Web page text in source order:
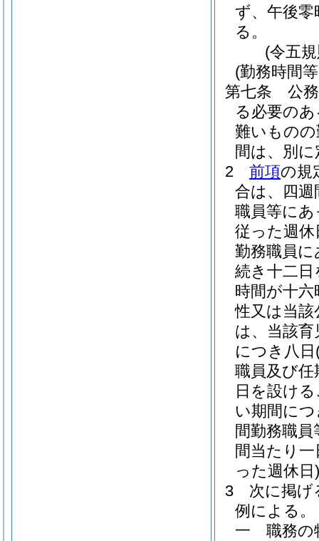
ず、午後
る。
(令五
(勤務時間
第七条
公
る必要の
難いもの
間は、別
2
前項の規
合は、四
職員等に
従った週休
勤務職員
続き十二
時間が十
性又は当該
は、当該育
につき八日
職員及び任
日を設け
い期間に
間勤務職
間当たり
った週休日)
3
次に掲げ
例による。
一
職務の